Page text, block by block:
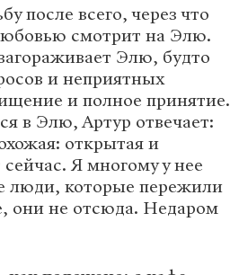
после всего, через что
смотрит на Элю.
Элю, будто
и неприятных
и полное принятие.
в Элю, Артур отвечает:
открытая и
Я многому у нее
люди, которые пережили
они не отсюда. Недаром